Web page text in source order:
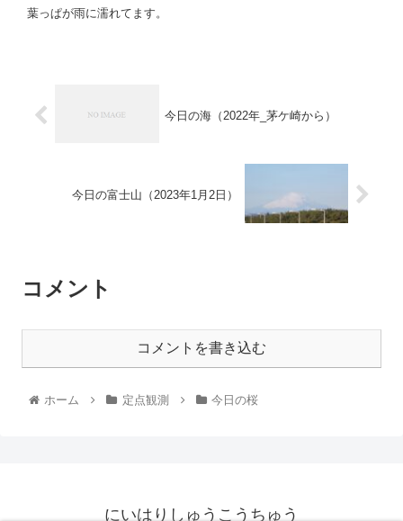
葉っぱが雨に濡れてます。
今日の海（2022年_茅ケ崎から）
今日の富士山（2023年1月2日）
コメント
コメントを書き込む
ホーム 定点観測 今日の桜
にいはりしゅうこうちゅう